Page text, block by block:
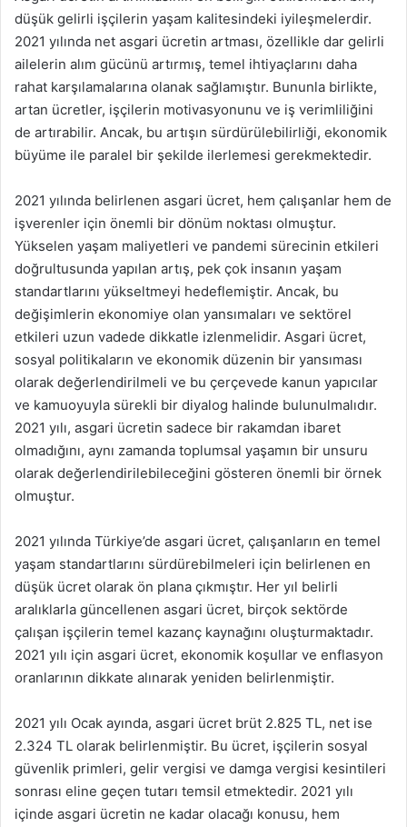
düşük gelirli işçilerin yaşam kalitesindeki iyileşmelerdir.
2021 yılında net asgari ücretin artması, özellikle dar gelirli
ailelerin alım gücünü artırmış, temel ihtiyaçlarını daha
rahat karşılamalarına olanak sağlamıştır. Bununla birlikte,
artan ücretler, işçilerin motivasyonunu ve iş verimliliğini
de artırabilir. Ancak, bu artışın sürdürülebilirliği, ekonomik
büyüme ile paralel bir şekilde ilerlemesi gerekmektedir.
2021 yılında belirlenen asgari ücret, hem çalışanlar hem de
işverenler için önemli bir dönüm noktası olmuştur.
Yükselen yaşam maliyetleri ve pandemi sürecinin etkileri
doğrultusunda yapılan artış, pek çok insanın yaşam
standartlarını yükseltmeyi hedeflemiştir. Ancak, bu
değişimlerin ekonomiye olan yansımaları ve sektörel
etkileri uzun vadede dikkatle izlenmelidir. Asgari ücret,
sosyal politikaların ve ekonomik düzenin bir yansıması
olarak değerlendirilmeli ve bu çerçevede kanun yapıcılar
ve kamuoyuyla sürekli bir diyalog halinde bulunulmalıdır.
2021 yılı, asgari ücretin sadece bir rakamdan ibaret
olmadığını, aynı zamanda toplumsal yaşamın bir unsuru
olarak değerlendirilebileceğini gösteren önemli bir örnek
olmuştur.
2021 yılında Türkiye’de asgari ücret, çalışanların en temel
yaşam standartlarını sürdürebilmeleri için belirlenen en
düşük ücret olarak ön plana çıkmıştır. Her yıl belirli
aralıklarla güncellenen asgari ücret, birçok sektörde
çalışan işçilerin temel kazanç kaynağını oluşturmaktadır.
2021 yılı için asgari ücret, ekonomik koşullar ve enflasyon
oranlarının dikkate alınarak yeniden belirlenmiştir.
2021 yılı Ocak ayında, asgari ücret brüt 2.825 TL, net ise
2.324 TL olarak belirlenmiştir. Bu ücret, işçilerin sosyal
güvenlik primleri, gelir vergisi ve damga vergisi kesintileri
sonrası eline geçen tutarı temsil etmektedir. 2021 yılı
içinde asgari ücretin ne kadar olacağı konusu, hem